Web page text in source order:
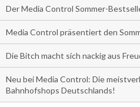
Der Media Control Sommer-
Media Control präsentiert den
Die Bitch macht sich nackig aus
Neu bei Media Control: Die
Bahnhofshops Deutschlands!